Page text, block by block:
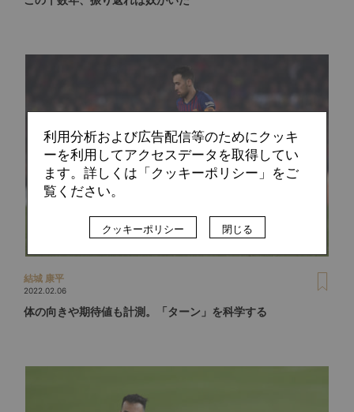
結城 康平
2022.02.06
体の向きや期待値も計測。「ターン」を科学する
利用分析および広告配信等のためにクッキ
ーを利用してアクセスデータを取得してい
ます。詳しくは「クッキーポリシー」をご
覧ください。
クッキーポリシー 閉じる